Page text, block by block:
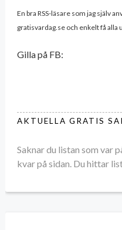
En bra RSS-läsare som jag själv
gratisvardag.se och enkelt få alla
Gilla på FB:
AKTUELLA GRATIS
Saknar du listan som var
kvar på sidan. Du hittar